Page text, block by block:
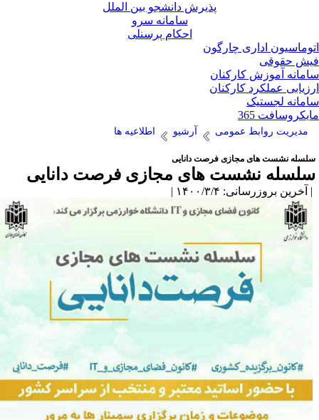
پذیرش دانشجو بین الملل
سامانه سرو
احکام پرسنلی
اداری چارگون
حقوقی
آموزش کارکنان
عملکرد کارکنان
لجستیک
365
مدیریت روابط عمومی آرشیو اطلاعیه ها
نشست های مجازی فرصت دانایی
نشست های مجازی فرصت دانایی
بروزرسانی: ۱۴۰۰/۳/۴ |